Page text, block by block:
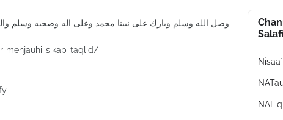
وصل الله وسلم وبارك على نبينا محمد وعلى اله وصحبه وسلم
menjauhi-sikap-taqlid/